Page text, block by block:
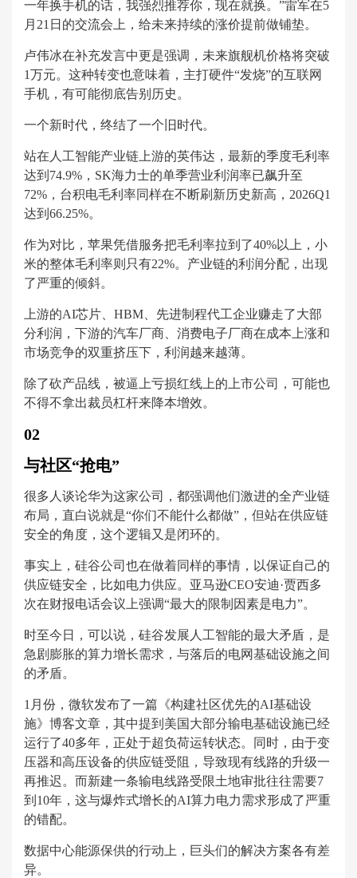
一年换手机的话，我强烈推荐你，现在就换。”雷军在5
月21日的交流会上，给未来持续的涨价提前做铺垫。
卢伟冰在补充发言中更是强调，未来旗舰机价格将突破
1万元。这种转变也意味着，主打硬件“发烧”的互联网
手机，有可能彻底告别历史。
一个新时代，终结了一个旧时代。
站在人工智能产业链上游的英伟达，最新的季度毛利率
达到74.9%，SK海力士的单季营业利润率已飙升至
72%，台积电毛利率同样在不断刷新历史新高，2026Q1
达到66.25%。
作为对比，苹果凭借服务把毛利率拉到了40%以上，小
米的整体毛利率则只有22%。产业链的利润分配，出现
了严重的倾斜。
上游的AI芯片、HBM、先进制程代工企业赚走了大部
分利润，下游的汽车厂商、消费电子厂商在成本上涨和
市场竞争的双重挤压下，利润越来越薄。
除了砍产品线，被逼上亏损红线上的上市公司，可能也
不得不拿出裁员杠杆来降本增效。
02
与社区“抢电”
很多人谈论华为这家公司，都强调他们激进的全产业链
布局，直白说就是“你们不能什么都做”，但站在供应链
安全的角度，这个逻辑又是闭环的。
事实上，硅谷公司也在做着同样的事情，以保证自己的
供应链安全，比如电力供应。亚马逊CEO安迪·贾西多
次在财报电话会议上强调“最大的限制因素是电力”。
时至今日，可以说，硅谷发展人工智能的最大矛盾，是
急剧膨胀的算力增长需求，与落后的电网基础设施之间
的矛盾。
1月份，微软发布了一篇《构建社区优先的AI基础设
施》博客文章，其中提到美国大部分输电基础设施已经
运行了40多年，正处于超负荷运转状态。同时，由于变
压器和高压设备的供应链受阻，导致现有线路的升级一
再推迟。而新建一条输电线路受限土地审批往往需要7
到10年，这与爆炸式增长的AI算力电力需求形成了严重
的错配。
数据中心能源保供的行动上，巨头们的解决方案各有差
异。